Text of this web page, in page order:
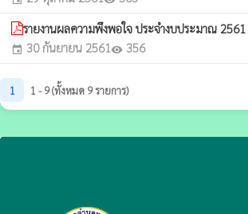
รายงานผลความพึงพอใจ ประจำงบประมาณ 2561
event 30 กันยายน 2561visibility 356
1 1 - 9 (ทั้งหมด 9 รายการ)